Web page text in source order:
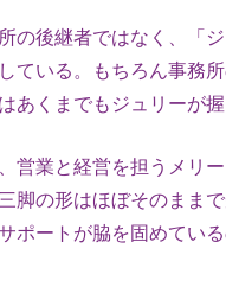
の後継者ではなく、「
ている。もちろん事務
あくまでもジュリーが握
営業と経営を担うメリ
脚の形はほぼそのまま
ポートが脇を固めてい